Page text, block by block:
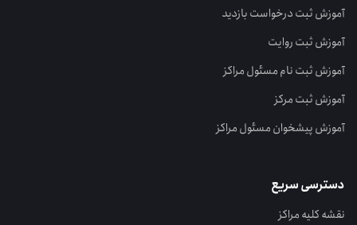
آموزش ثبت درخواست بازدید
آموزش ثبت روایت
آموزش ثبت نام مسئول مراکز
آموزش ثبت مرکز
آموزش پیشخوان مسئول مراکز
دسترسی سریع
نقشه کلیه مراکز